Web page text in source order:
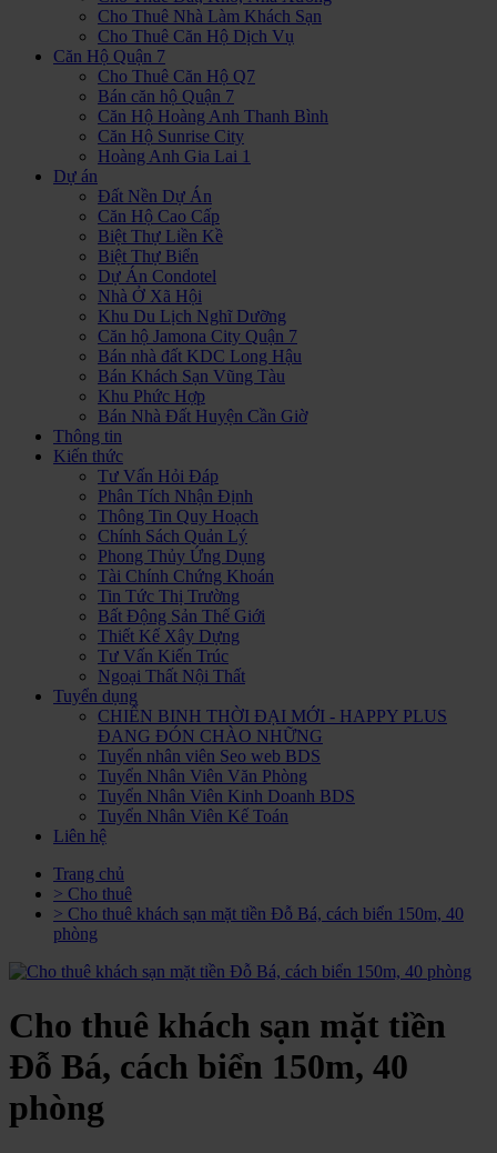
Cho Thuê Nhà Làm Khách Sạn
Cho Thuê Căn Hộ Dịch Vụ
Căn Hộ Quận 7
Cho Thuê Căn Hộ Q7
Bán căn hộ Quận 7
Căn Hộ Hoàng Anh Thanh Bình
Căn Hộ Sunrise City
Hoàng Anh Gia Lai 1
Dự án
Đất Nền Dự Án
Căn Hộ Cao Cấp
Biệt Thự Liền Kề
Biệt Thự Biển
Dự Án Condotel
Nhà Ở Xã Hội
Khu Du Lịch Nghĩ Dưỡng
Căn hộ Jamona City Quận 7
Bán nhà đất KDC Long Hậu
Bán Khách Sạn Vũng Tàu
Khu Phức Hợp
Bán Nhà Đất Huyện Cần Giờ
Thông tin
Kiến thức
Tư Vấn Hỏi Đáp
Phân Tích Nhận Định
Thông Tin Quy Hoạch
Chính Sách Quản Lý
Phong Thủy Ứng Dụng
Tài Chính Chứng Khoán
Tin Tức Thị Trường
Bất Động Sản Thế Giới
Thiết Kế Xây Dựng
Tư Vấn Kiến Trúc
Ngoại Thất Nội Thất
Tuyển dụng
CHIẾN BINH THỜI ĐẠI MỚI - HAPPY PLUS
ĐANG ĐÓN CHÀO NHỮNG
Tuyển nhân viên Seo web BDS
Tuyển Nhân Viên Văn Phòng
Tuyển Nhân Viên Kinh Doanh BDS
Tuyển Nhân Viên Kế Toán
Liên hệ
Trang chủ
> Cho thuê
> Cho thuê khách sạn mặt tiền Đỗ Bá, cách biển 150m, 40
phòng
Cho thuê khách sạn mặt tiền
Đỗ Bá, cách biển 150m, 40
phòng